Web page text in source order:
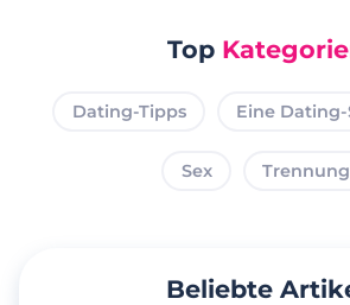
Top
Dating-Tipps Eine
Sex Trennung
Beliebte